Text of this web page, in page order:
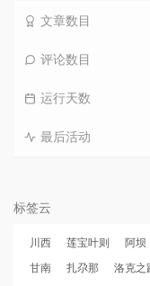
文章数目
评论数目
运行天数
最后活动
标签云
川西 莲宝叶则 阿坝
甘南
扎尕那 洛克之